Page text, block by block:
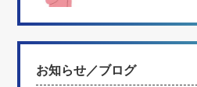
お知らせ／ブログ